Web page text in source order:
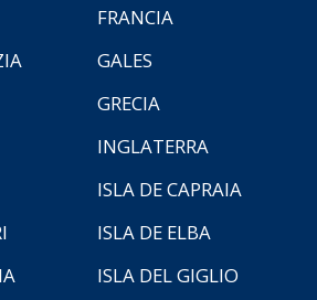
FRANCIA
GALES
GRECIA
INGLATERRA
ISLA DE CAPRAIA
ISLA DE ELBA
ISLA DEL GIGLIO